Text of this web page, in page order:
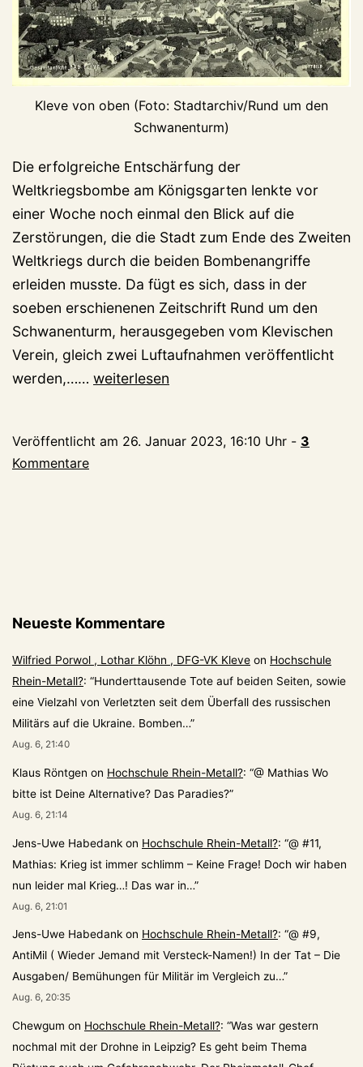
Kleve von oben (Foto: Stadtarchiv/Rund um den
Schwanenturm)
Die erfolgreiche Entschärfung der
Weltkriegsbombe am Königsgarten lenkte vor
einer Woche noch einmal den Blick auf die
Zerstörungen, die die Stadt zum Ende des Zweiten
Weltkriegs durch die beiden Bombenangriffe
erleiden musste. Da fügt es sich, dass in der
soeben erschienenen Zeitschrift Rund um den
Schwanenturm, herausgegeben vom Klevischen
Verein, gleich zwei Luftaufnahmen veröffentlicht
werden,…… Ein
aufs
weiterlesen
Veröffentlicht am 26. Januar 2023, 16:10 Uhr - 3
Kommentare
Neueste Kommentare
Wilfried Porwol , Lothar Klöhn , DFG-VK Kleve on Hochschule
Rhein-Metall?: “Hunderttausende Tote auf beiden Seiten, sowie
eine Vielzahl von Verletzten seit dem Überfall des russischen
Militärs auf die Ukraine. Bomben…”
Aug. 6, 21:40
Klaus Röntgen on Hochschule Rhein-Metall?: “@ Mathias Wo
bitte ist Deine Alternative? Das Paradies?”
Aug. 6, 21:14
Jens-Uwe Habedank on Hochschule Rhein-Metall?: “@ #11,
Mathias: Krieg ist immer schlimm – Keine Frage! Doch wir haben
nun leider mal Krieg…! Das war in…”
Aug. 6, 21:01
Jens-Uwe Habedank on Hochschule Rhein-Metall?: “@ #9,
AntiMil ( Wieder Jemand mit Versteck-Namen!) In der Tat – Die
Ausgaben/ Bemühungen für Militär im Vergleich zu…”
Aug. 6, 20:35
Chewgum on Hochschule Rhein-Metall?: “Was war gestern
nochmal mit der Drohne in Leipzig? Es geht beim Thema